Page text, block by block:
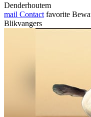
Denderhoutem
mail Contact favorite
Blikvangers